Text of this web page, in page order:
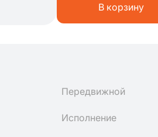
В корзину
Передвижной
Исполнение